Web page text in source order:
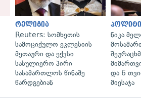
რელიგია
Reuters: სომხეთის
სამოციქულო ეკლესიის
მეთაური და ექვსი
სასულიერო პირი
სასამართლოს წინაშე
წარდგებიან
ნიკა
და 6
მიესაჯა